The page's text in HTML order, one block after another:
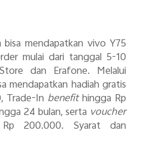
mendapatkan vivo Y75
mulai dari tanggal 5-10
dan Erafone. Melalui
mendapatkan hadiah gratis
Trade-In benefithingga Rp
24 bulan, serta voucher
200.000. Syarat dan